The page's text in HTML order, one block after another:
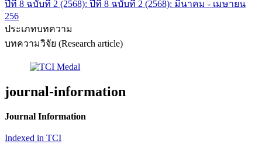
ปีที่ 8 ฉบับที่ 2 (2568): ปีที่ 8 ฉบับที่ 2 (2568): มีนาคม - เมษายน
256
ประเภทบทความ
บทความวิจัย (Research article)
journal-information
Journal Information
Indexed in TCI